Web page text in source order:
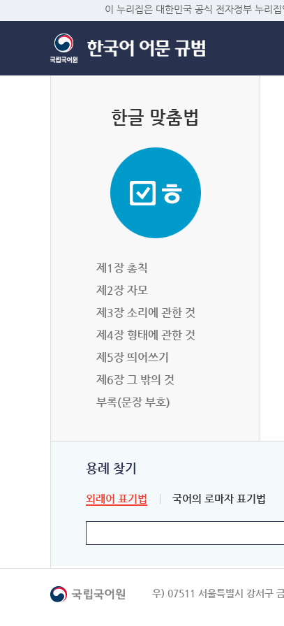
이 누리집은 대한민국 공식 전자정부 누리집
한글 맞춤법
제1장 총칙
제2장 자모
제3장 소리에 관한 것
제4장 형태에 관한 것
제5장 띄어쓰기
제6장 그 밖의 것
부록(문장 부호)
용례 찾기
외래어 표기법 국어의 로마자 표기법
우) 07511 서울특별시 강서구